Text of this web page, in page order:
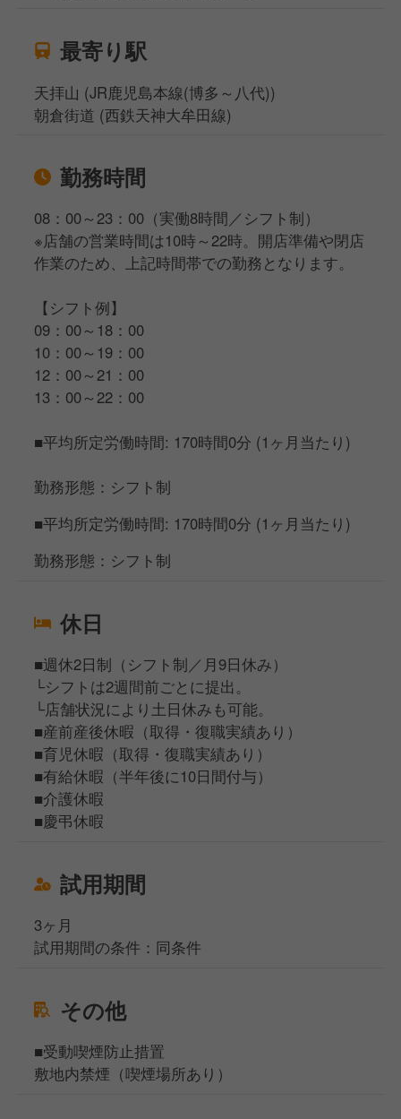
最寄り駅
天拝山 (JR鹿児島本線(博多～八代))
朝倉街道 (西鉄天神大牟田線)
勤務時間
08：00～23：00（実働8時間／シフト制）
※店舗の営業時間は10時～22時。開店準備や閉店
作業のため、上記時間帯での勤務となります。
【シフト例】
09：00～18：00
10：00～19：00
12：00～21：00
13：00～22：00
■平均所定労働時間: 170時間0分 (1ヶ月当たり)
勤務形態：シフト制
■平均所定労働時間: 170時間0分 (1ヶ月当たり)
勤務形態：シフト制
休日
■週休2日制（シフト制／月9日休み）
└シフトは2週間前ごとに提出。
└店舗状況により土日休みも可能。
■産前産後休暇（取得・復職実績あり）
■育児休暇（取得・復職実績あり）
■有給休暇（半年後に10日間付与）
■介護休暇
■慶弔休暇
試用期間
3ヶ月
試用期間の条件：同条件
その他
■受動喫煙防止措置
敷地内禁煙（喫煙場所あり）